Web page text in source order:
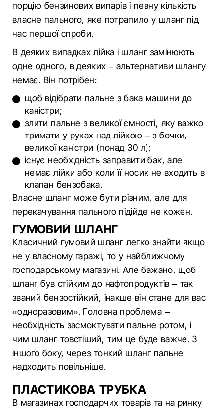
порцію бензинових випарів і певну кількість
власне пального, яке потрапило у шланг під
час першої спроби.
В деяких випадках лійка і шланг замінюють
одне одного, в деяких – альтернативи шлангу
немає. Він потрібен:
щоб відібрати пальне з бака машини до
каністри;
злити пальне з великої ємності, яку важко
тримати у руках над лійкою – з бочки,
великої каністри (понад 30 л);
існує необхідність заправити бак, але
немає лійки або коли її носик не входить в
клапан бензобака.
Власне шланг може бути різним, але для
перекачування пального підійде не кожен.
ГУМОВИЙ ШЛАНГ
Класичний гумовий шланг легко знайти якщо
не у власному гаражі, то у найближчому
господарському магазині. Але бажано, щоб
шланг був стійким до нафтопродуктів – так
званий бензостійкий, інакше він стане для вас
«одноразовим». Головна проблема –
необхідність засмоктувати пальне ротом, і
чим шланг товстіший, тим це буде важче. З
іншого боку, через тонкий шланг пальне
надходить повільніше.
ПЛАСТИКОВА ТРУБКА
В магазинах господарчих товарів та на ринку